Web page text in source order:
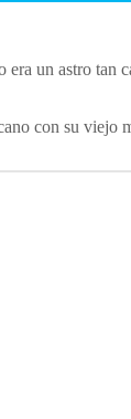
era un astro tan
con su viejo